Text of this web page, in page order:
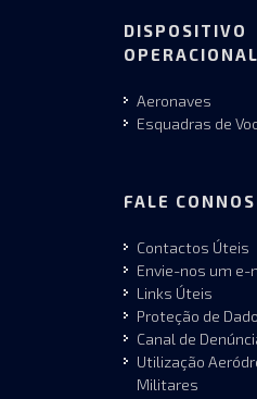
DISPOSITIVO
OPERACIONAL
Aeronaves
Esquadras de
FALE
Contactos Úteis
Envie-nos um e-
Links Úteis
Proteção de
Canal de
Utilização
Militares